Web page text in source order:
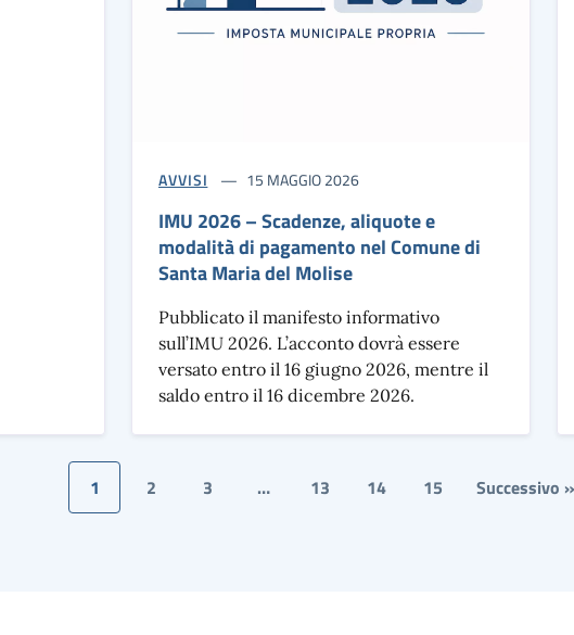
AVVISI 15 MAGGIO 2026
IMU 2026 – Scadenze, aliquote e
modalità di pagamento nel Comune di
Santa Maria del Molise
Pubblicato il manifesto informativo
sull’IMU 2026. L’acconto dovrà essere
versato entro il 16 giugno 2026, mentre il
saldo entro il 16 dicembre 2026.
1 2 3 … 13 14 15 Successivo »